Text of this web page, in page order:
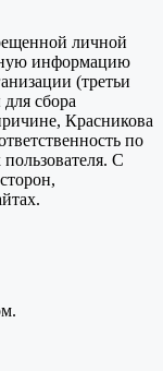
личной
информацию
(третьи
сбора
Красникова
по
С